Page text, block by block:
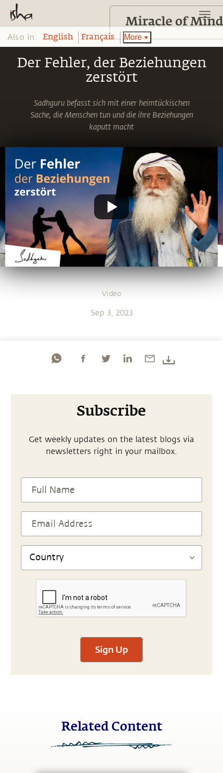
Also in: English Français More
Der Fehler, der Beziehungen
zerstört
Sadhguru befasst sich mit einer heimtückischen
Sache, die Menschen tun und die ihre Beziehungen
kaputt macht
Video
Sep 3, 2023
Subscribe
Get weekly updates on the latest blogs via
newsletters right in your mailbox.
Sign Up
Related Content